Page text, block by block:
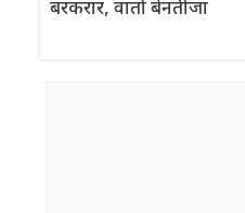
बरकरार, वार्ता बेनतीजा